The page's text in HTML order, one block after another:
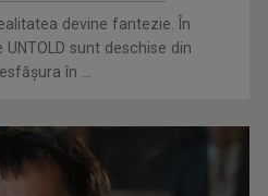
devine fantezie. În
sunt deschise din
în ...